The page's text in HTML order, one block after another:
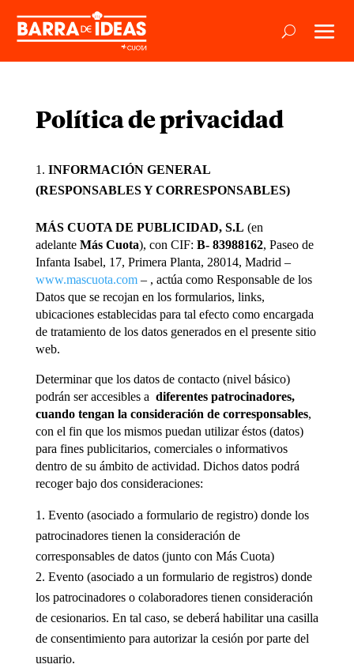
Política de privacidad
INFORMACIÓN GENERAL
(RESPONSABLES Y CORRESPONSABLES)
MÁS CUOTA DE PUBLICIDAD, S.L (en
adelante Más Cuota), con CIF: B- 83988162, Paseo de
Infanta Isabel, 17, Primera Planta, 28014, Madrid –
www.mascuota.com– , actúa como Responsable de los
Datos que se recojan en los formularios, links,
ubicaciones establecidas para tal efecto como encargada
de tratamiento de los datos generados en el presente sitio
web.
Determinar que los datos de contacto (nivel básico)
podrán ser accesibles a diferentes patrocinadores,
cuando tengan la consideración de corresponsables,
con el fin que los mismos puedan utilizar éstos (datos)
para fines publicitarios, comerciales o informativos
dentro de su ámbito de actividad. Dichos datos podrá
recoger bajo dos consideraciones:
Evento (asociado a formulario de registro) donde los
patrocinadores tienen la consideración de
corresponsables de datos (junto con Más Cuota)
Evento (asociado a un formulario de registros) donde
los patrocinadores o colaboradores tienen consideración
de cesionarios. En tal caso, se deberá habilitar una casilla
de consentimiento para autorizar la cesión por parte del
usuario.